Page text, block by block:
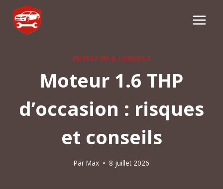
Aller
contenu
ENTRETIEN & CONSEILS
Moteur 1.6 THP
d’occasion : risques
et conseils
Par Max 8 juillet 2026